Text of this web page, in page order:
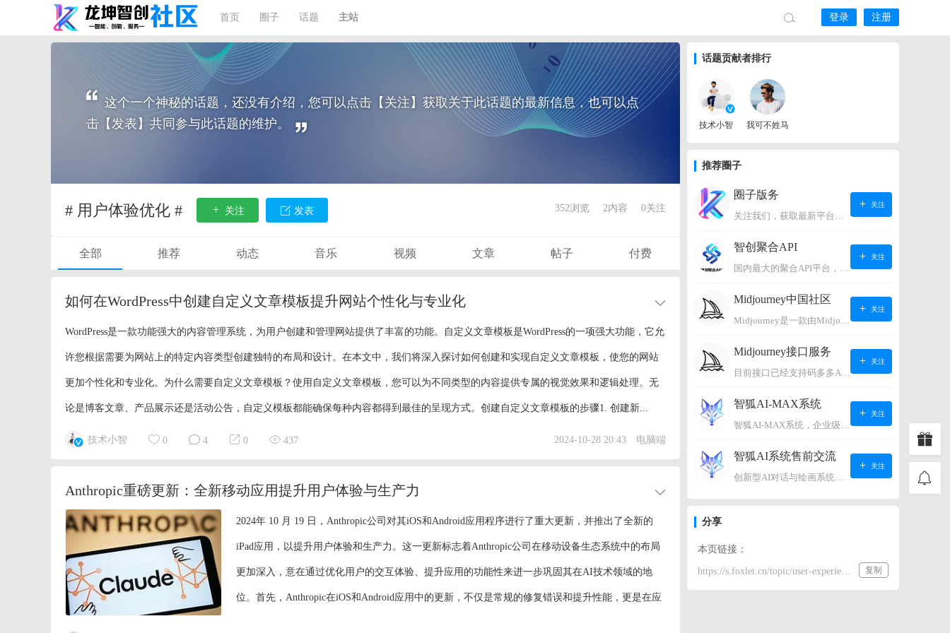
首页 圈子 话题 主站 登录 注册
话题贡献者排行
技术小智 我可不姓马
推荐圈子
圈子版务
关注我们，获取最新平台动态。
关注
智创聚合API
国内最大的聚合API平台，支持OpenAI、阿里、智谱、360、讯飞、百度等国内外大语言模型。https://s.lconai.com/
关注
Midjourney中国社区
Midjourney是一款由Midjourney有限公司开发的数字艺术工具软件，具有生成虚拟世界的强大能力，可根据用户输入的文字或语音在虚拟世界中生成对应场景，使用户能够探索和创造自己的数字艺术作品。
关注
Midjourney接口服务
目前接口已经支持码多多AI系统、小狐狸AI系统，如需其它接口请联系微信客服：lonconst
关注
智狐AI-MAX系统
智狐AI-MAX系统，企业级AI知识库，可以进行AI对话、AI应用，拥有强大的第三方对接能力。适用企业智能客服、企业智能文档、专家顾问助理等多种企业级商业场景，具有较大的商业使用价值。 如需购买请联系客服微信：lonconst
关注
智狐AI系统售前交流
创新型AI对话与绘画系统（非官方） 如需购买请联系微信客服：lonconst
关注
分享
本页链接：
https://s.foxlet.cn/topic/user-experience-optimization 复制
这个一个神秘的话题，还没有介绍，您可以点击【关注】获取关于此话题的最新信息，也可以点
击【发表】共同参与此话题的维护。
# 用户体验优化 # 关注 发表 352浏览 2内容 0关注
全部 推荐 动态 音乐 视频 文章 帖子 付费
如何在WordPress中创建自定义文章模板提升网站个性化与专业化
WordPress是一款功能强大的内容管理系统，为用户创建和管理网站提供了丰富的功能。自定义文章模板是WordPress的一项强大功能，它允
许您根据需要为网站上的特定内容类型创建独特的布局和设计。在本文中，我们将深入探讨如何创建和实现自定义文章模板，使您的网站
更加个性化和专业化。为什么需要自定义文章模板？使用自定义文章模板，您可以为不同类型的内容提供专属的视觉效果和逻辑处理。无
论是博客文章、产品展示还是活动公告，自定义模板都能确保每种内容都得到最佳的呈现方式。创建自定义文章模板的步骤1. 创建新...
技术小智 0 4 0 437 2024-10-28 20:43 电脑端
Anthropic重磅更新：全新移动应用提升用户体验与生产力
2024年 10 月 19 日，Anthropic公司对其iOS和Android应用程序进行了重大更新，并推出了全新的
iPad应用，以提升用户体验和生产力。这一更新标志着Anthropic公司在移动设备生态系统中的布局
更加深入，意在通过优化用户的交互体验、提升应用的功能性来进一步巩固其在AI技术领域的地
位。首先，Anthropic在iOS和Android应用中的更新，不仅是常规的修复错误和提升性能，更是在应